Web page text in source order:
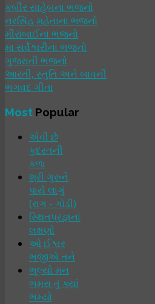
કબીર સાહેબના ભજનો
નરસિંહ મહેતાના ભજનો
મીરાંબાઈના ભજનો
મા સર્વેશ્વરીના ભજનો
ગુજરાતી ભજનો
આરતી, સ્તુતિ અને બાવની
ભગવદ ગીતા
Most Popular
એવી છે
કુદરતની
કળા
શ્રી ગુરુને
પાયે લાગું
(રાગ - ગોડી)
સ્થિતપ્રજ્ઞનાં
લક્ષણો
ઓ ઈશ્વર
ભજીએ તને
ભૂલ્યો મન
ભમરા તું ક્યાં
ભમ્યો